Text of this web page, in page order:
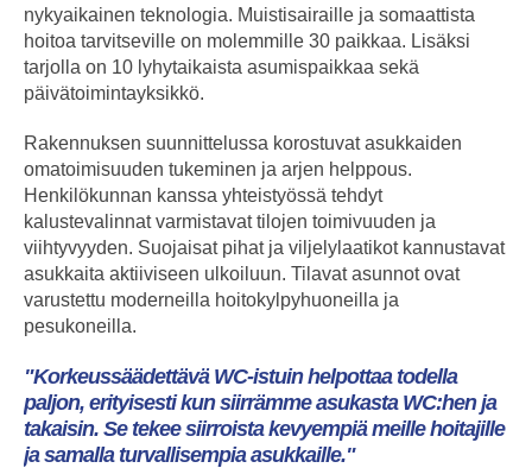
nykyaikainen teknologia. Muistisairaille ja somaattista
hoitoa tarvitseville on molemmille 30 paikkaa. Lisäksi
tarjolla on 10 lyhytaikaista asumispaikkaa sekä
päivätoimintayksikkö.
Rakennuksen suunnittelussa korostuvat asukkaiden
omatoimisuuden tukeminen ja arjen helppous.
Henkilökunnan kanssa yhteistyössä tehdyt
kalustevalinnat varmistavat tilojen toimivuuden ja
viihtyvyyden. Suojaisat pihat ja viljelylaatikot kannustavat
asukkaita aktiiviseen ulkoiluun. Tilavat asunnot ovat
varustettu moderneilla hoitokylpyhuoneilla ja
pesukoneilla.
"Korkeussäädettävä WC-istuin helpottaa todella
paljon, erityisesti kun siirrämme asukasta WC:hen ja
takaisin. Se tekee siirroista kevyempiä meille hoitajille
ja samalla turvallisempia asukkaille."